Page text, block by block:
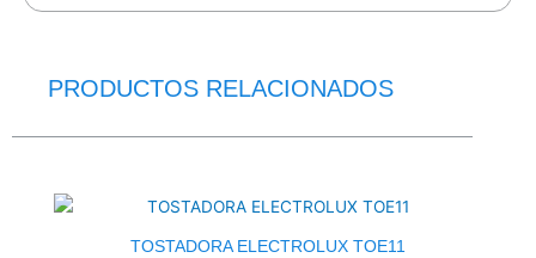
PRODUCTOS RELACIONADOS
TOSTADORA ELECTROLUX TOE11
original
era:
$34.0.
actual
es:
$29.5.